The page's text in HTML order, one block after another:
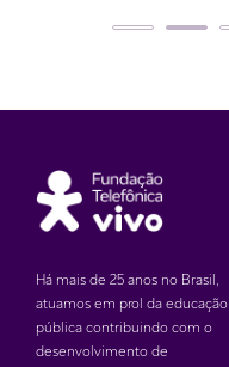
Há mais de 25 anos no Brasil,
atuamos em prol da educação
pública contribuindo com o
desenvolvimento de